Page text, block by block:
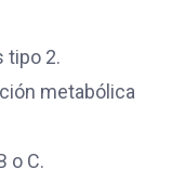
tipo 2.
metabólica
o C.